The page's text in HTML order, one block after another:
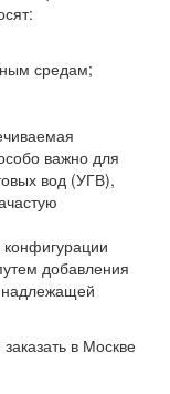
средам;
важно для
вод (УГВ),
добавления
надлежащей